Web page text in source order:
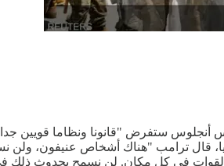
ستفرض "قانونا ونظاما قويين
قال ترامب "هناك أشخاص عنيفون،
القوات في كل مكان. لن نسمح بحدوث